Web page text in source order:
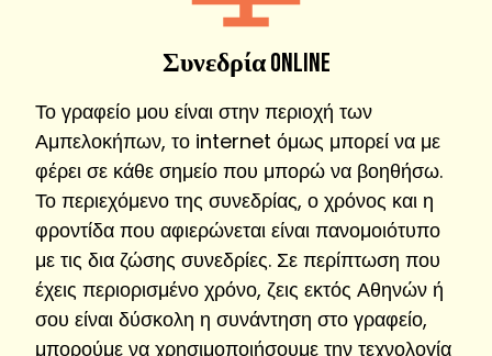
Συνεδρίαonline
Το γραφείο μου είναι στην περιοχή των
Αμπελοκήπων, το internet όμως μπορεί να με
φέρει σε κάθε σημείο που μπορώ να βοηθήσω.
Το περιεχόμενο της συνεδρίας, ο χρόνος και η
φροντίδα που αφιερώνεται είναι πανομοιότυπο
με τις δια ζώσης συνεδρίες. Σε περίπτωση που
έχεις περιορισμένο χρόνο, ζεις εκτός Αθηνών ή
σου είναι δύσκολη η συνάντηση στο γραφείο,
μπορούμε να χρησιμοποιήσουμε την τεχνολογία